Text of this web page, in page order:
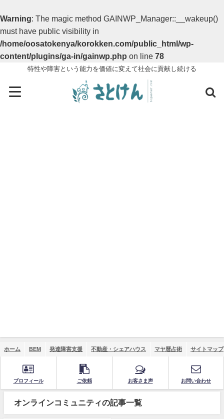
Warning: The magic method GAINWP_Manager::__wakeup()
must have public visibility in
/home/oosatokenya/korokken.com/public_html/wp-
content/plugins/ga-in/gainwp.php on line 78
特性や障害という能力を価値に変えて社会に貢献し続ける
ホーム BEM 発達障害支援 不動産・シェアハウス マヤ暦占術 サイトマップ
プロフィール ご依頼 お客さま声 お問い合わせ
オンラインコミュニティの記事一覧